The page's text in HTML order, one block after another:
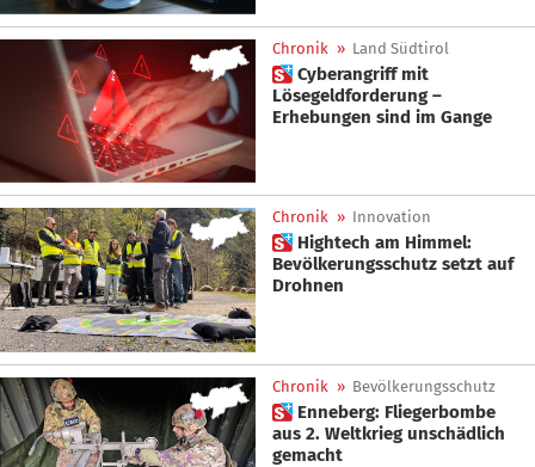
Chronik » Land Südtirol
 Cyberangriff mit
Lösegeldforderung –
Erhebungen sind im Gange
Chronik » Innovation
 Hightech am Himmel:
Bevölkerungsschutz setzt auf
Drohnen
Chronik » Bevölkerungsschutz
 Enneberg: Fliegerbombe
aus 2. Weltkrieg unschädlich
gemacht